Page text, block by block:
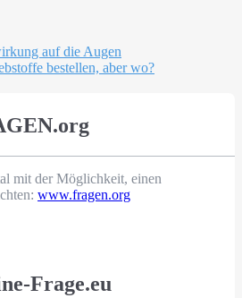
auf die Augen
bestellen, aber wo?
mit der Möglichkeit, einen
www.fragen.org
Frage.eu